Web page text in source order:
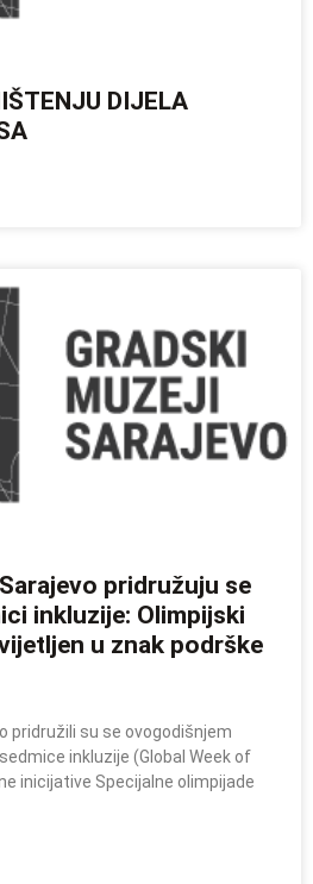
DIJELA
pridružuju se
inkluzije: Olimpijski
u znak podrške
pridružili su se ovogodišnjem
inkluzije (Global Week of
inicijative Specijalne olimpijade